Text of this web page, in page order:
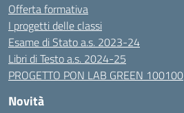
Offerta formativa
I progetti delle classi
Esame di Stato a.s. 2023-24
Libri di Testo a.s. 2024-25
PROGETTO PON LAB GREEN 100100
Novità